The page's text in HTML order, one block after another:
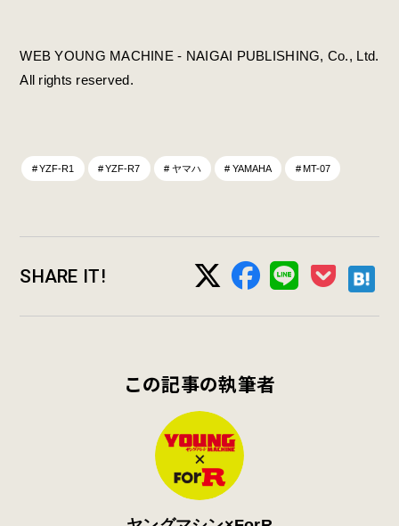
WEB YOUNG MACHINE - NAIGAI PUBLISHING, Co., Ltd.
All rights reserved.
YZF-R1 YZF-R7 ヤマハ YAMAHA MT-07
SHARE IT!
この記事の執筆者